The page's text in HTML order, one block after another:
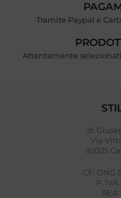
Tramite Paypal e
Attentamente
di
Via
92025
CF: DNG
P.